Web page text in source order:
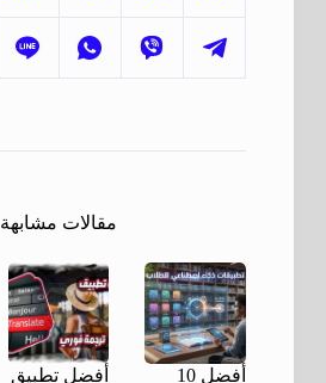
مقالات مشابهة
أفضل 10
أفضل تطبيق